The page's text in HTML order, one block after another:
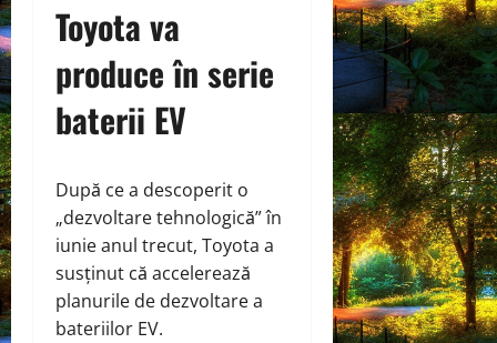
Toyota va
produce în serie
baterii EV
După ce a descoperit o
„dezvoltare tehnologică” în
iunie anul trecut, Toyota a
susținut că accelerează
planurile de dezvoltare a
bateriilor EV.